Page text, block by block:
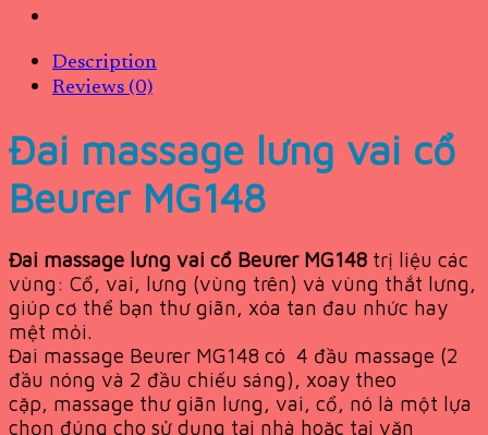
Description
Reviews (0)
Đai massage lưng vai cổ
Beurer MG148
Đai massage lưng vai cổ Beurer MG148 trị liệu các
vùng: Cổ, vai, lưng (vùng trên) và vùng thắt lưng,
giúp cơ thể bạn thư giãn, xóa tan đau nhức hay
mệt mỏi.
Đai massage Beurer MG148 có 4 đầu massage (2
đầu nóng và 2 đầu chiếu sáng), xoay theo
cặp, massage thư giãn lưng, vai, cổ, nó là một lựa
chọn đúng cho sử dụng tại nhà hoặc tại văn